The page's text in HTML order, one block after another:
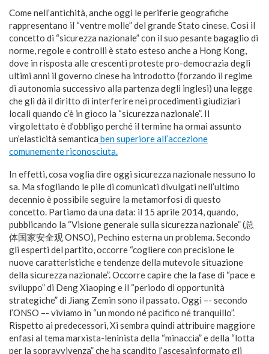
Come nell’antichità, anche oggi le periferie geografiche
rappresentano il “ventre molle” del grande Stato cinese. Così il
concetto di “sicurezza nazionale” con il suo pesante bagaglio di
norme, regole e controlli è stato esteso anche a Hong Kong,
dove in risposta alle crescenti proteste pro-democrazia degli
ultimi anni il governo cinese ha introdotto (forzando il regime
di autonomia successivo alla partenza degli inglesi) una legge
che gli dà il diritto di interferire nei procedimenti giudiziari
locali quando c’è in gioco la “sicurezza nazionale”. Il
virgolettato è d’obbligo perché il termine ha ormai assunto
un’elasticità semantica ben superiore all’accezione
comunemente riconosciuta.
In effetti, cosa voglia dire oggi sicurezza nazionale nessuno lo
sa. Ma sfogliando le pile di comunicati divulgati nell’ultimo
decennio è possibile seguire la metamorfosi di questo
concetto. Partiamo da una data: il 15 aprile 2014, quando,
pubblicando la “Visione generale sulla sicurezza nazionale” (总
体国家安全观 ONSO), Pechino esterna un problema. Secondo
gli esperti del partito, occorre “cogliere con precisione le
nuove caratteristiche e tendenze della mutevole situazione
della sicurezza nazionale”. Occorre capire che la fase di “pace e
sviluppo” di Deng Xiaoping e il “periodo di opportunità
strategiche” di Jiang Zemin sono il passato. Oggi –- secondo
l’ONSO –- viviamo in “un mondo né pacifico né tranquillo”.
Rispetto ai predecessori, Xi sembra quindi attribuire maggiore
enfasi al tema marxista-leninista della “minaccia” e della “lotta
per la sopravvivenza” che ha scandito l’ascesainformato gli